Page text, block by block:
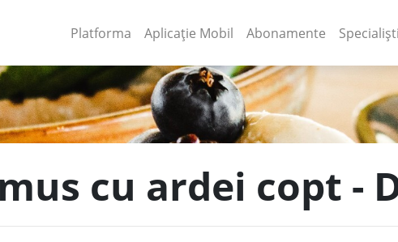
Platforma (current)
Aplicație Mobil (current)
Abonamente Specialiști
cu ardei copt -